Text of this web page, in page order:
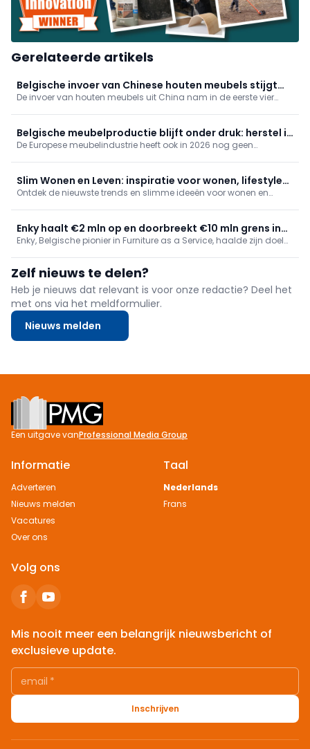
Gerelateerde artikels
Belgische invoer van Chinese houten meubels stijgt
sterk
De invoer van houten meubels uit China nam in de eerste vier
Koninkrijk samen met 23,5% tot 741.500 ton.
Belgische meubelproductie blijft onder druk: herstel in
Europa blijft uit
De Europese meubelindustrie heeft ook in 2026 nog geen
Slim Wonen en Leven: inspiratie voor wonen, lifestyle
en comfort
Ontdek de nieuwste trends en slimme ideeën voor wonen en
comfortabeler en stijlvoller te leven.
Enky haalt €2 mln op en doorbreekt €10 mln grens in
circulair meubilair
Enky, Belgische pionier in Furniture as a Service, haalde zijn doel
breidt uit in het VK, met focus op horeca.
Zelf nieuws te delen?
Heb je nieuws dat relevant is voor onze redactie? Deel het
met ons via het meldformulier.
Nieuws melden
Footer
Een uitgave vanProfessional Media Group
Informatie
Adverteren
Nieuws melden
Vacatures
Over ons
Taal
Nederlands
Frans
Volg ons
Mis nooit meer een belangrijk nieuwsbericht of
exclusieve update.
email *
Inschrijven